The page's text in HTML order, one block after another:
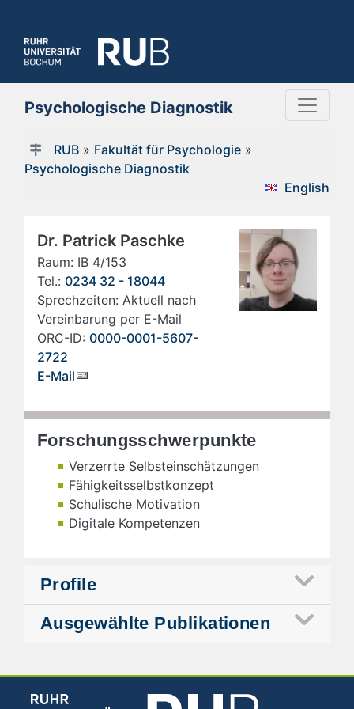
Psychologische Diagnostik
RUB» Fakultät für Psychologie»
Psychologische Diagnostik
English
Dr. Patrick Paschke
Raum: IB 4/153
Tel.: 0234 32 - 18044
Sprechzeiten: Aktuell nach
Vereinbarung per E-Mail
ORC-ID: 0000-0001-5607-
2722
E-Mail
Forschungsschwerpunkte
Verzerrte Selbsteinschätzungen
Fähigkeitsselbstkonzept
Schulische Motivation
Digitale Kompetenzen
Profile
Ausgewählte Publikationen